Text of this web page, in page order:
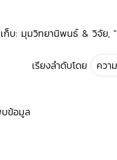
ก็บ: มุมวิทยานิพนธ์ & วิจัย, ”
เรียงลำดับโดย
ข้อมูล